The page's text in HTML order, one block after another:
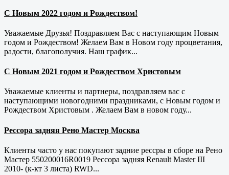
С Новым 2022 годом и Рождеством!
Уважаемые Друзья! Поздравляем Вас с наступающим Новым
годом и Рождеством! Желаем Вам в Новом году процветания,
радости, благополучия. Наш график...
С Новым 2021 годом и Рождеством Христовым
Уважаемые клиенты и партнеры, поздравляем вас с
наступающими новогодними праздниками, с Новым годом и
Рождеством Христовым . Желаем Вам в новом году...
Рессора задняя Рено Мастер Москва
Клиенты часто у нас покупают задние рессры в сборе на Рено
Мастер 550200016R0019 Рессора задняя Renault Master III
2010- (к-кт 3 листа) RWD...